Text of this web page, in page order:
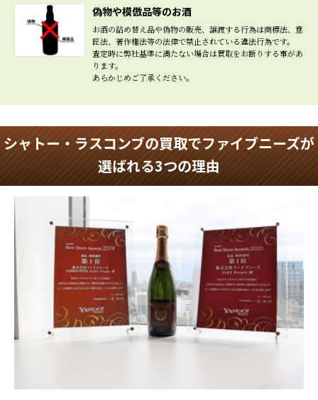
偽物や模倣品等のお酒
お酒の詰め替え品や偽物の販売、譲渡する行為は商標法、意
匠法、著作権法等の法律で禁止されている違法行為です。
査定時に弊社基準に満たない場合は買取をお断りする事があ
ります。
あらかじめご了承ください。
シャトー・ラスコンブの買取でファイブニーズが
選ばれる3つの理由